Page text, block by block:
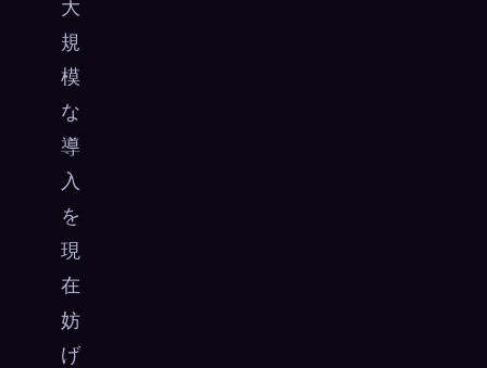
大
規
模
な
導
入
を
現
在
妨
げ